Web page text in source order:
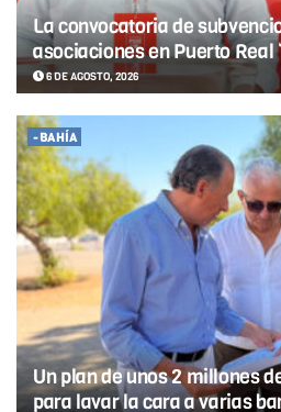
La convocatoria de
asociaciones en Puerto
6 DE AGOSTO, 2026
-BAHÍA
Un plan de unos 2 millones
para lavar la cara a varias